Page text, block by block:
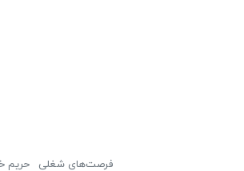
فرصت‌های شغلی حریم